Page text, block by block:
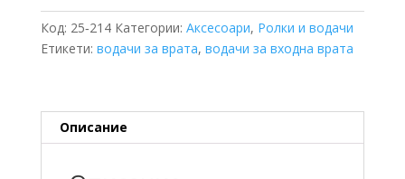
25‑214
Код: 25‑214 Категории: Аксесоари, Ролки и водачи
Етикети: водачи за врата, водачи за входна врата
Описание